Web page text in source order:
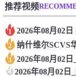
推荐视频
1 2026年08月02
2 纳什维尔SCVS
3 2026年08月02
4 2026年08月02